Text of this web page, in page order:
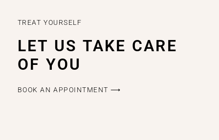
TREAT YOURSELF
LET US TAKE CARE
OF YOU
BOOK AN APPOINTMENT ⟶